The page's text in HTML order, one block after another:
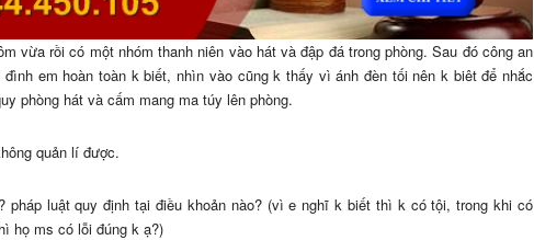
vừa rồi có một nhóm thanh niên vào hát và đập đá trong phòng. Sau đó công an
em hoàn toàn k biết, nhìn vào cũng k thấy vì ánh đèn tối nên k biêt để nhắc
phòng hát và cấm mang ma túy lên phòng.
quản lí được.
pháp luật quy định tại điều khoản nào? (vì e nghĩ k biết thì k có tội, trong khi có
họ ms có lỗi đúng k ạ?)